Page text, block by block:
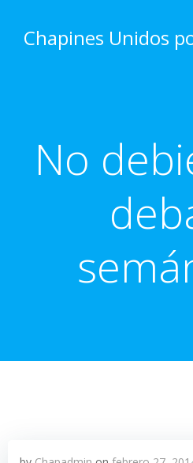
Chapines Unidos
No